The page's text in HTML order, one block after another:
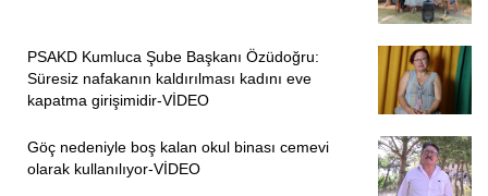
PSAKD Kumluca Şube Başkanı Özüdoğru:
Süresiz nafakanın kaldırılması kadını eve
kapatma girişimidir-VİDEO
Göç nedeniyle boş kalan okul binası cemevi
olarak kullanılıyor-VİDEO